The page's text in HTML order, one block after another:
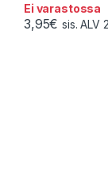
Ei varastossa
3,95€ sis. ALV